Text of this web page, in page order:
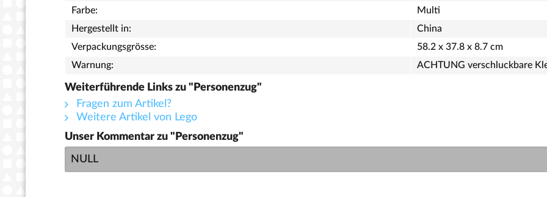
Farbe:
Multi
Hergestellt in:
China
Verpackungsgrösse:
58.2 x 37.8 x 8.7 cm
Warnung:
ACHTUNG verschluckbare
Weiterführende Links zu "Personenzug"
Fragen zum Artikel?
Weitere Artikel von Lego
Unser Kommentar zu "Personenzug"
NULL